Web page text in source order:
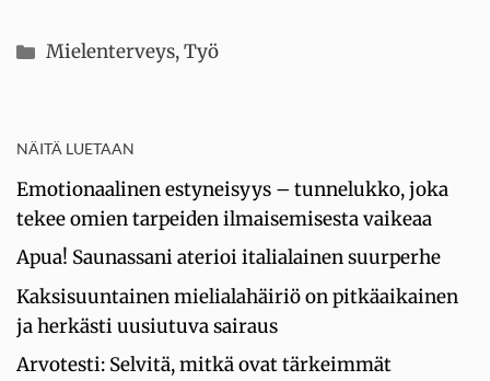
Kategoriat
Mielenterveys,Työ
NÄITÄ LUETAAN
Emotionaalinen estyneisyys – tunnelukko, joka
tekee omien tarpeiden ilmaisemisesta vaikeaa
Apua! Saunassani aterioi italialainen suurperhe
Kaksisuuntainen mielialahäiriö on pitkäaikainen
ja herkästi uusiutuva sairaus
Arvotesti: Selvitä, mitkä ovat tärkeimmät